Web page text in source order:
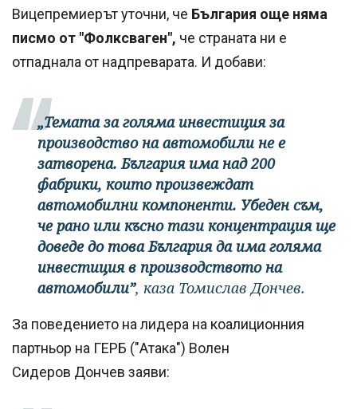
Вицепремиерът уточни, че България още няма
писмо от "Фолксваген", че страната ни е
отпаднала от надпреварата. И добави:
„Темата за голяма инвестиция за
производство на автомобили не е
затворена. България има над 200
фабрики, които произвеждат
автомобилни компоненти. Убеден съм,
че рано или късно тази концентрация ще
доведе до това България да има голяма
инвестиция в производството на
автомобили”, каза Томислав Дончев.
За поведението на лидера на коалиционния
партньор на ГЕРБ ("Атака") Волен
Сидеров Дончев заяви: